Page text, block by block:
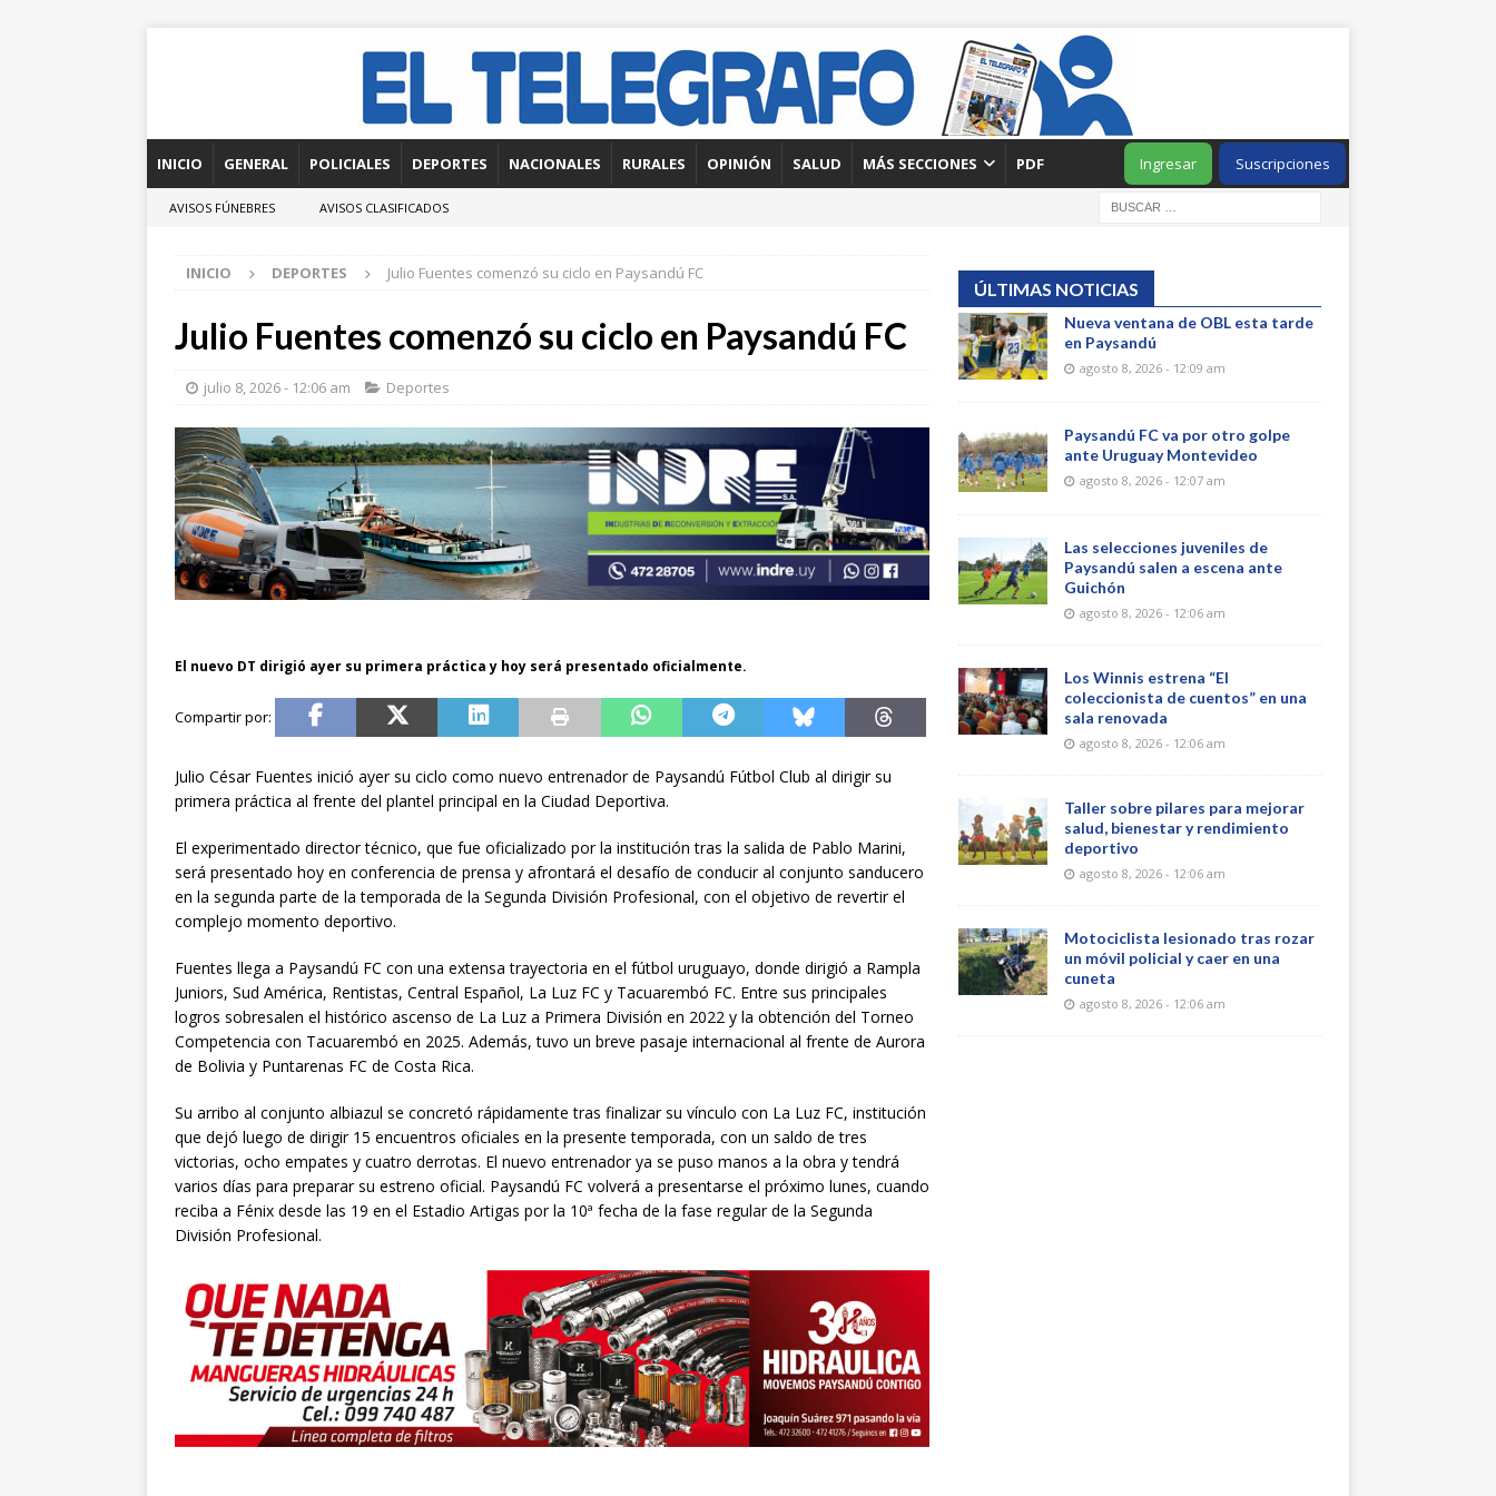
INICIO GENERAL POLICIALES DEPORTES NACIONALES RURALES OPINIÓN SALUD MÁS SECCIONES PDF Suscripciones
Ingresar
AVISOS FÚNEBRES AVISOS CLASIFICADOS
INICIO DEPORTES Julio Fuentes comenzó su ciclo en Paysandú FC
Julio Fuentes comenzó su ciclo en Paysandú FC
julio 8, 2026 - 12:06 am Deportes
El nuevo DT dirigió ayer su primera práctica y hoy será presentado oficialmente.
Julio César Fuentes inició ayer su ciclo como nuevo entrenador de Paysandú Fútbol Club al dirigir su
primera práctica al frente del plantel principal en la Ciudad Deportiva.
El experimentado director técnico, que fue oficializado por la institución tras la salida de Pablo Marini,
será presentado hoy en conferencia de prensa y afrontará el desafío de conducir al conjunto sanducero
en la segunda parte de la temporada de la Segunda División Profesional, con el objetivo de revertir el
complejo momento deportivo.
Fuentes llega a Paysandú FC con una extensa trayectoria en el fútbol uruguayo, donde dirigió a Rampla
Juniors, Sud América, Rentistas, Central Español, La Luz FC y Tacuarembó FC. Entre sus principales
logros sobresalen el histórico ascenso de La Luz a Primera División en 2022 y la obtención del Torneo
Competencia con Tacuarembó en 2025. Además, tuvo un breve pasaje internacional al frente de Aurora
de Bolivia y Puntarenas FC de Costa Rica.
Su arribo al conjunto albiazul se concretó rápidamente tras finalizar su vínculo con La Luz FC, institución
que dejó luego de dirigir 15 encuentros oficiales en la presente temporada, con un saldo de tres
victorias, ocho empates y cuatro derrotas. El nuevo entrenador ya se puso manos a la obra y tendrá
varios días para preparar su estreno oficial. Paysandú FC volverá a presentarse el próximo lunes, cuando
reciba a Fénix desde las 19 en el Estadio Artigas por la 10ª fecha de la fase regular de la Segunda
División Profesional.
ÚLTIMAS NOTICIAS
Nueva ventana de OBL esta tarde
en Paysandú
agosto 8, 2026 - 12:09 am
Paysandú FC va por otro golpe
ante Uruguay Montevideo
agosto 8, 2026 - 12:07 am
Las selecciones juveniles de
Paysandú salen a escena ante
Guichón
agosto 8, 2026 - 12:06 am
Los Winnis estrena “El
coleccionista de cuentos” en una
sala renovada
agosto 8, 2026 - 12:06 am
Taller sobre pilares para mejorar
salud, bienestar y rendimiento
deportivo
agosto 8, 2026 - 12:06 am
Motociclista lesionado tras rozar
un móvil policial y caer en una
cuneta
agosto 8, 2026 - 12:06 am